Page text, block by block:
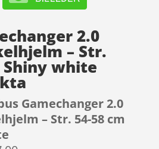
2.0
– Str.
Shiny white
Gamechanger 2.0
– Str. 54-58 cm